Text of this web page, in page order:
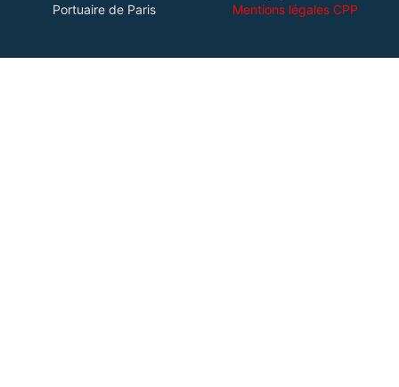
Portuaire de Paris
Mentions légales CPP